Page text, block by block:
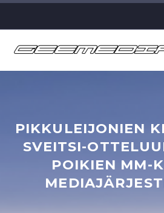
PIKKULEIJONIEN
SVEITSI-
POIKIEN MM-